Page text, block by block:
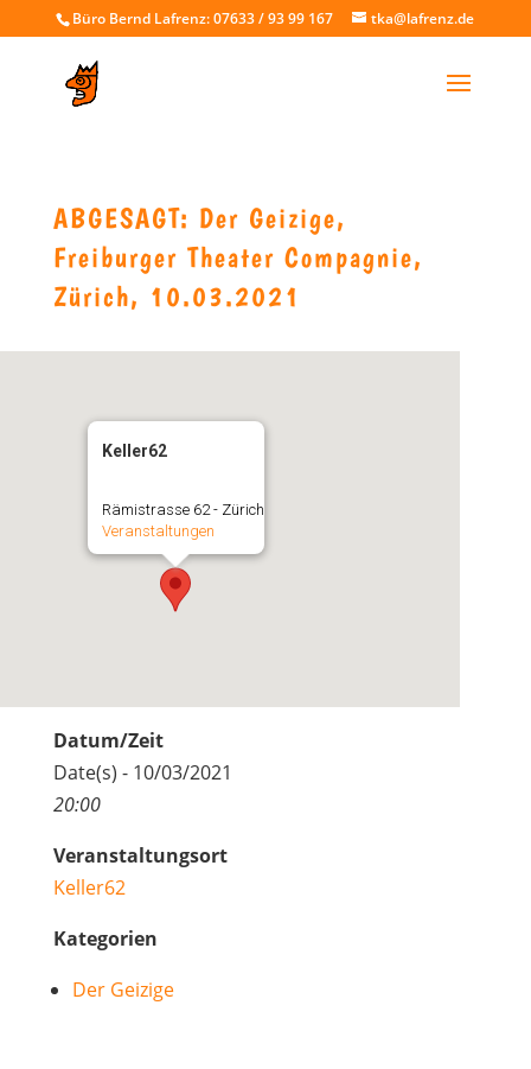
Büro Bernd Lafrenz: 07633 / 93 99 167 tka@lafrenz.de
ABGESAGT: Der Geizige,
Freiburger Theater Compagnie,
Zürich, 10.03.2021
Keller62
Rämistrasse 62 - Zürich
Veranstaltungen
Datum/Zeit
Date(s) - 10/03/2021
20:00
Veranstaltungsort
Keller62
Kategorien
Der Geizige